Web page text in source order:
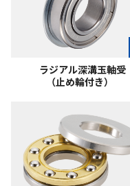
ラジアル深溝玉軸受
（止め輪付き）